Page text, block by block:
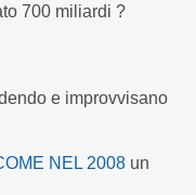
700 miliardi ?
e improvvisano
NEL 2008 un